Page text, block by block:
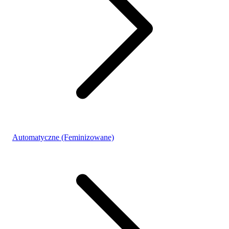
Automatyczne (Feminizowane)